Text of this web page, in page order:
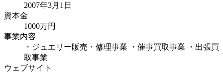
2007年3月1日
資本金
1000万円
事業内容
・ジュエリー販売・修理事業 ・催事買取事業 ・出張買
取事業
ウェブサイト